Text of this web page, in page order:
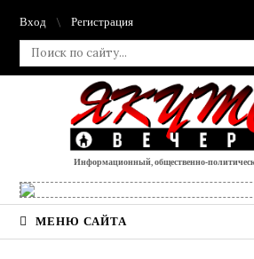
Вход Регистрация
Информационный, общественно-
МЕНЮ САЙТА